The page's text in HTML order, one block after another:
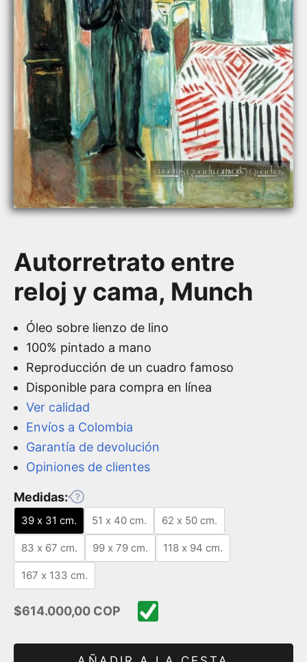
Autorretrato entre
reloj y cama, Munch
Óleo sobre lienzo de lino
100% pintado a mano
Reproducción de un cuadro famoso
Disponible para compra en línea
Ver calidad
Envíos a Colombia
Garantía de devolución
Opiniones de clientes
Medidas:
39 x 31 cm. 51 x 40 cm. 62 x 50 cm.
83 x 67 cm. 99 x 79 cm. 118 x 94 cm.
167 x 133 cm.
Precio de oferta
$614.000,00 COP